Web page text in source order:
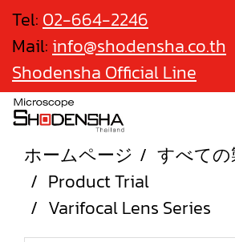
Tel: 02-664-2246
Mail: info@shodensha.co.th
Shodensha Official Line
ホームページ
すべての
Product Trial
Varifocal Lens Series